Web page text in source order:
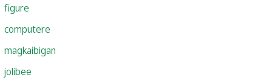
figure
computere
magkaibigan
jolibee